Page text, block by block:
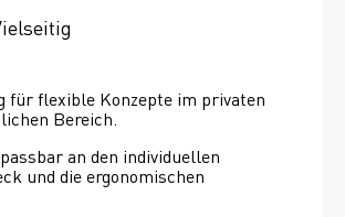
für flexible Konzepte im privaten
Bereich.
an den individuellen
und die ergonomischen